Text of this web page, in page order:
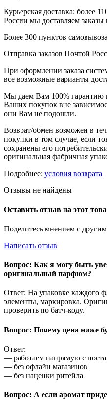
Курьерская доставка: более
России мы доставляем заказы
Более 300 пунктов
Отправка заказов Почтой
При оформлении заказа
все возможные варианты
Мы даем Вам 100% гарантию
Ваших покупок вне
они Вам не подошли.
Возврат/обмен возможен в
покупки в том случае, если
сохранены его
оригинальная фабричная
Подробнее: условия возврата
Отзывы не найдены
Оставить отзыв на этот
Поделитесь мнением с
Написать отзыв
Вопрос: Как я могу быть
оригинальный парфюм?
Ответ: На упаковке каждого
элементы, маркировка.
проверить по батч-коду.
Вопрос: Почему цена ниже
Ответ:
— работаем напрямую с
— без офлайн магазинов
— без наценки ритейла
Вопрос: А если аромат